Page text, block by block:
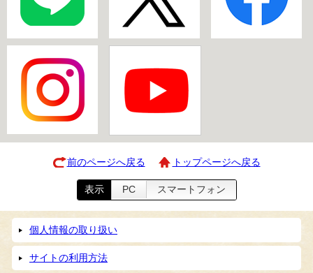
前のページへ戻る トップページへ戻る
表示 PC スマートフォン
個人情報の取り扱い
サイトの利用方法